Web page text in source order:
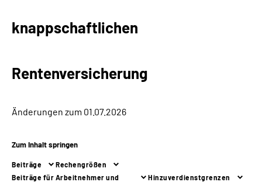
KBS exklusiv
Gebärdensprache
knappschaftlichen
Rentenversicherung
Änderungen zum 01.07.2026
Zum Inhalt springen
Beiträge
Rechengrößen
Beiträge für Arbeitnehmer und
Hinzuverdienstgrenzen